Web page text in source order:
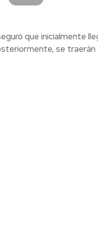
que inicialmente
se